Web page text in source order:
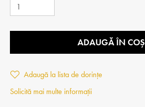
ADAUGĂ ÎN COȘ
Adaugă la lista de dorințe
Solicită mai multe informații